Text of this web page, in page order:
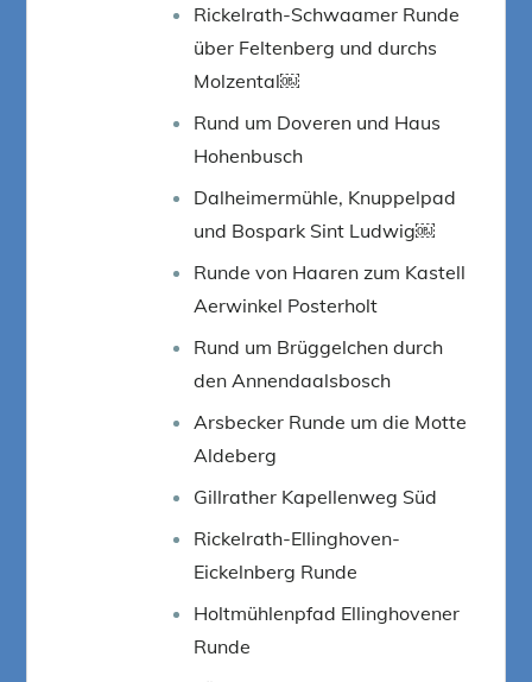
Rickelrath-Schwaamer Runde
über Feltenberg und durchs
Molzental￼
Rund um Doveren und Haus
Hohenbusch
Dalheimermühle, Knuppelpad
und Bospark Sint Ludwig￼
Runde von Haaren zum Kastell
Aerwinkel Posterholt
Rund um Brüggelchen durch
den Annendaalsbosch
Arsbecker Runde um die Motte
Aldeberg
Gillrather Kapellenweg Süd
Rickelrath-Ellinghoven-
Eickelnberg Runde
Holtmühlenpfad Ellinghovener
Runde